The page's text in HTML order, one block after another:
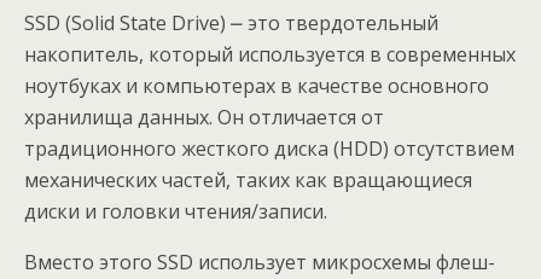
SSD (Solid State Drive) ⎼ это твердотельный
накопитель, который используется в современных
ноутбуках и компьютерах в качестве основного
хранилища данных. Он отличается от
традиционного жесткого диска (HDD) отсутствием
механических частей, таких как вращающиеся
диски и головки чтения/записи.
Вместо этого SSD использует микросхемы флеш-